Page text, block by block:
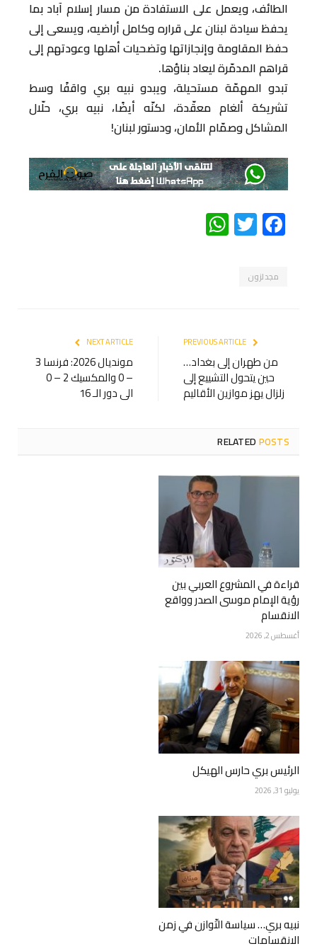
الطائف، ويعمل على الاستفادة من مسار إسلام آباد بما
يحفظ سيادة لبنان على قراره وكامل أراضيه، ويسعى إلى
حفظ المقاومة وإنجازاتها وتضحيات أهلها وعودتهم إلى
قراهم المدمّرة ليعاد بناؤها.
تبدو المهمّة مستحيلة، ويبدو نبيه بري واقفًا وسط
تشريكة ألغام معقّدة، لكنّه أيضًا، نبيه بري، حلّال
المشاكل وصمّام الأمان، ودستور لبنان!
Facebook
Twitter
WhatsApp
مجدلزون
من طهران إلى بغداد…
حين يتحول التشييع إلى
زلزال يهز موازين الأقاليم
NEXT ARTICLE
مونديال 2026: فرنسا 3
– 0 والمكسيك 2 – 0
الى دور الـ 16
RELATEDPOSTS
قراءة في المشروع العربي بين
رؤية الإمام موسى الصدر وواقع
الانقسام
أغسطس 2, 2026
الرئيس بري حارس الهيكل
يوليو 31, 2026
نبيه بري… سياسة التّوازن في زمن
الانقسامات